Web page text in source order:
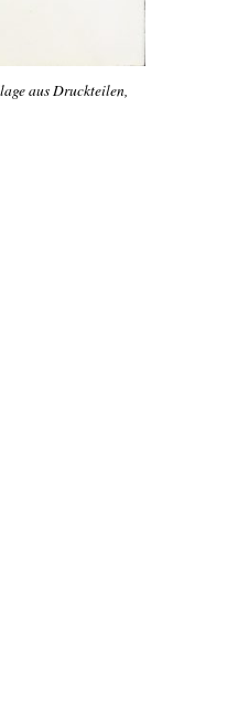
aus Druckteilen,